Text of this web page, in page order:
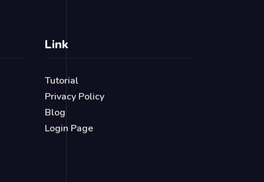
Link
Tutorial
Privacy Policy
Blog
Login Page